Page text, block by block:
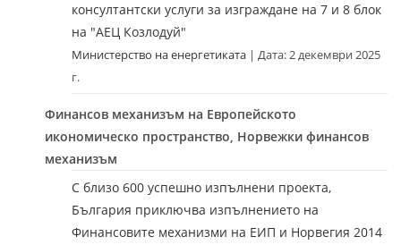
консултантски услуги за изграждане на 7 и 8 блок
на "АЕЦ Козлодуй"
Министерство на енергетиката
Дата: 2 декември 2025
г.
Финансов механизъм на Европейското
икономическо пространство, Норвежки финансов
механизъм
С близо 600 успешно изпълнени проекта,
България приключва изпълнението на
Финансовите механизми на ЕИП и Норвегия 2014